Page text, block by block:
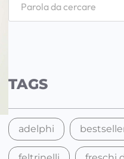
h
TAGS
adelphi